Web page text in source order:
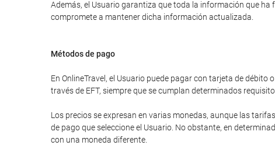
Además, el Usuario garantiza que toda la información que
compromete a mantener dicha información actualizada.
Métodos de pago
En OnlineTravel, el Usuario puede pagar con tarjeta de débito
través de EFT, siempre que se cumplan determinados
Los precios se expresan en varias monedas, aunque las
de pago que seleccione el Usuario. No obstante, en
con una moneda diferente.